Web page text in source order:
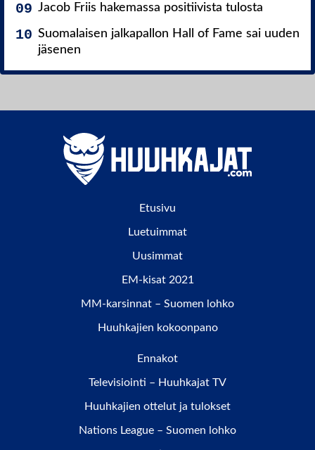
Jacob Friis hakemassa positiivista tulosta
Suomalaisen jalkapallon Hall of Fame sai uuden
jäsenen
Etusivu
Luetuimmat
Uusimmat
EM-kisat 2021
MM-karsinnat – Suomen lohko
Huuhkajien kokoonpano
Ennakot
Televisiointi – Huuhkajat TV
Huuhkajien ottelut ja tulokset
Nations League – Suomen lohko